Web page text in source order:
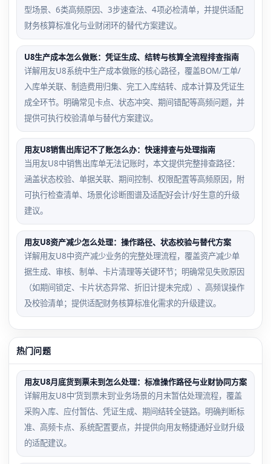
型场景、6类高频原因、3步速查法、4项必检清单，并提供适配
财务核算标准化与业财闭环的替代方案建议。
U8生产成本怎么做账：凭证生成、结转与核算全流程排查指南
详解用友U8系统中生产成本做账的核心路径，覆盖BOM/工单/
入库单关联、制造费用归集、完工入库结转、成本计算及凭证生
成全环节。明确常见卡点、状态冲突、期间错配等高频问题，并
提供可执行校验清单与替代方案建议。
用友U8销售出库记不了账怎么办：快速排查与处理指南
当用友U8中销售出库单无法记账时，本文提供完整排查路径：
涵盖状态校验、单据关联、期间控制、权限配置等高频原因，附
可执行检查清单、场景化诊断图谱及适配好会计/好生意的升级
建议。
用友U8资产减少怎么处理：操作路径、状态校验与替代方案
详解用友U8中资产减少业务的完整处理流程，覆盖资产减少单
据生成、审核、制单、卡片清理等关键环节；明确常见失败原因
（如期间锁定、卡片状态异常、折旧计提未完成）、高频误操作
及校验清单；提供适配财务核算标准化需求的升级建议。
热门问题
用友U8月底货到票未到怎么处理：标准操作路径与业财协同方案
详解用友U8中‘货到票未到’业务场景的月末暂估处理流程，覆盖
采购入库、应付暂估、凭证生成、期间结转全链路。明确判断标
准、高频卡点、系统配置要点，并提供向用友畅捷通好业财升级
的适配建议。